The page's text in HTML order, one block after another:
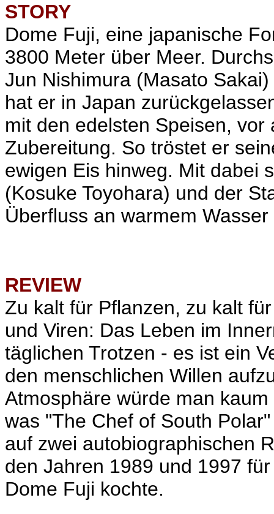
STORY
Dome Fuji, eine japanische
3800 Meter über Meer.
Jun Nishimura (Masato
hat er in Japan
mit den edelsten Speisen,
Zubereitung. So tröstet er
ewigen Eis hinweg. Mit dabei
(Kosuke Toyohara) und der
Überfluss an warmem
REVIEW
Zu kalt für Pflanzen, zu kalt
und Viren: Das Leben im
täglichen Trotzen - es ist ein
den menschlichen Willen
Atmosphäre würde man
was "The Chef of South
auf zwei autobiographischen
den Jahren 1989 und 1997
Dome Fuji kochte.